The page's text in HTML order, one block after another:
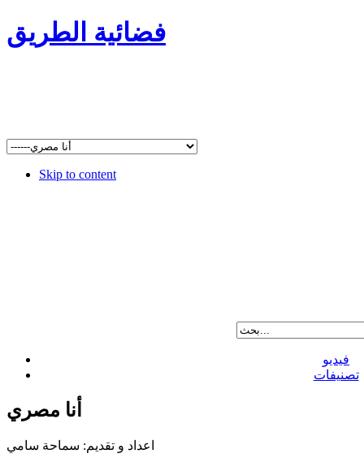
فضائية الطريق
Skip to content
فيديو
تصنيفات
أنا مصري
اعداد و تقديم: سماحة سامي